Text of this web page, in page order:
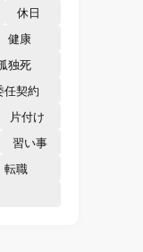
休日
健康
独死
任契約
片付け
習い事
転職